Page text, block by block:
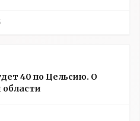
40 по Цельсию. О
области